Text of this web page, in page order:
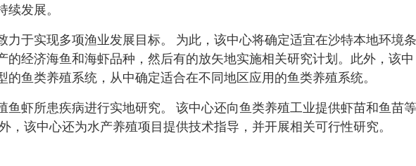
发展。
力于实现多项渔业发展目标。 为此，该中心将确定适宜在沙特本地环境条
的经济海鱼和海虾品种，然后有的放矢地实施相关研究计划。此外，该中
的鱼类养殖系统，从中确定适合在不同地区应用的鱼类养殖系统。
鱼虾所患疾病进行实地研究。 该中心还向鱼类养殖工业提供虾苗和鱼苗等
，该中心还为水产养殖项目提供技术指导，并开展相关可行性研究。